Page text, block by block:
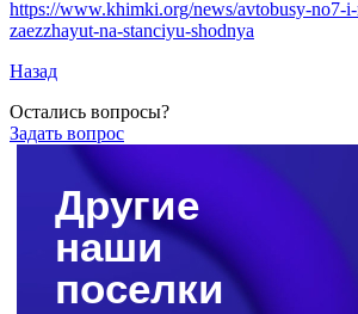
https://www.khimki.org/news/avtobusy-no7-
zaezzhayut-na-stanciyu-shodnya
Назад
Остались вопросы?
Задать вопрос
Другие
наши
поселки